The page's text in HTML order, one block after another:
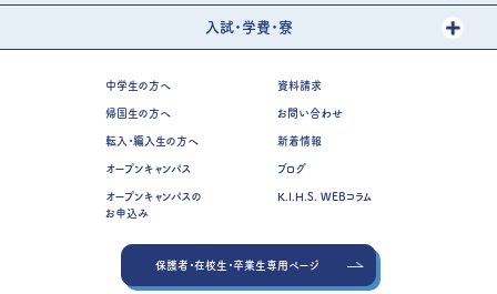
入試・学費・寮
中学生の方へ
帰国生の方へ
転入・編入生の方へ
オープンキャンパス
オープンキャンパスの
お申込み
資料請求
お問い合わせ
新着情報
ブログ
K.I.H.S. WEBコラム
保護者・在校生・卒業生専用ページ